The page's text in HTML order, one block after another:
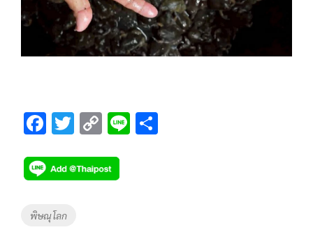
F
e
b
o
T
tt
er
C
p
y
Li
Tags
พิษณุโลก